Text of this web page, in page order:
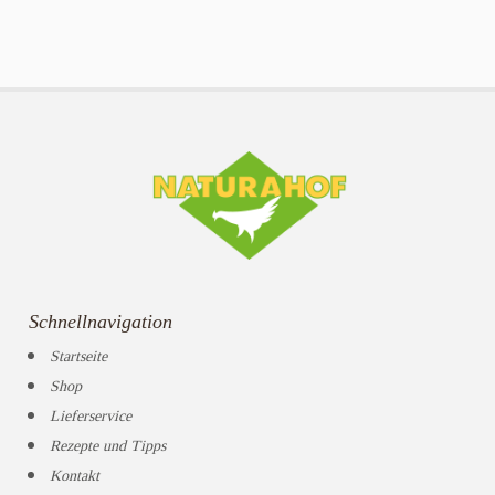
Schnellnavigation
Startseite
Shop
Lieferservice
Rezepte und Tipps
Kontakt